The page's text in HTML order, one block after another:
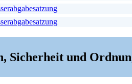
Sicherheit und